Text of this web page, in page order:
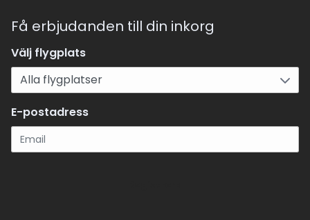
Få erbjudanden till din inkorg
Välj flygplats
E-postadress